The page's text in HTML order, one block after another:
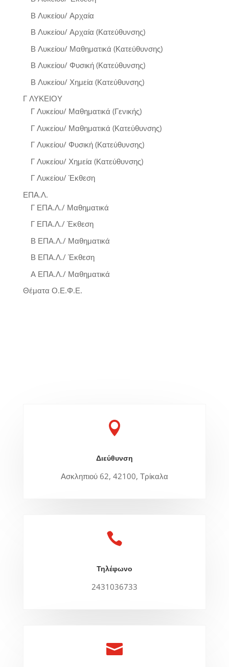
Β Λυκείου/ Αρχαία
Β Λυκείου/ Αρχαία (Κατεύθυνσης)
Β Λυκείου/ Μαθηματικά (Κατεύθυνσης)
Β Λυκείου/ Φυσική (Κατεύθυνσης)
Β Λυκείου/ Χημεία (Κατεύθυνσης)
Γ ΛΥΚΕΙΟΥ
Γ Λυκείου/ Μαθηματικά (Γενικής)
Γ Λυκείου/ Μαθηματικά (Κατεύθυνσης)
Γ Λυκείου/ Φυσική (Κατεύθυνσης)
Γ Λυκείου/ Χημεία (Κατεύθυνσης)
Γ Λυκείου/ Έκθεση
ΕΠΑ.Λ.
Γ ΕΠΑ.Λ./ Μαθηματικά
Γ ΕΠΑ.Λ./ Έκθεση
Β ΕΠΑ.Λ./ Μαθηματικά
Β ΕΠΑ.Λ./ Έκθεση
Α ΕΠΑ.Λ./ Μαθηματικά
Θέματα Ο.Ε.Φ.Ε.

Διεύθυνση
Ασκληπιού 62, 42100, Τρίκαλα

Τηλέφωνο
2431036733
